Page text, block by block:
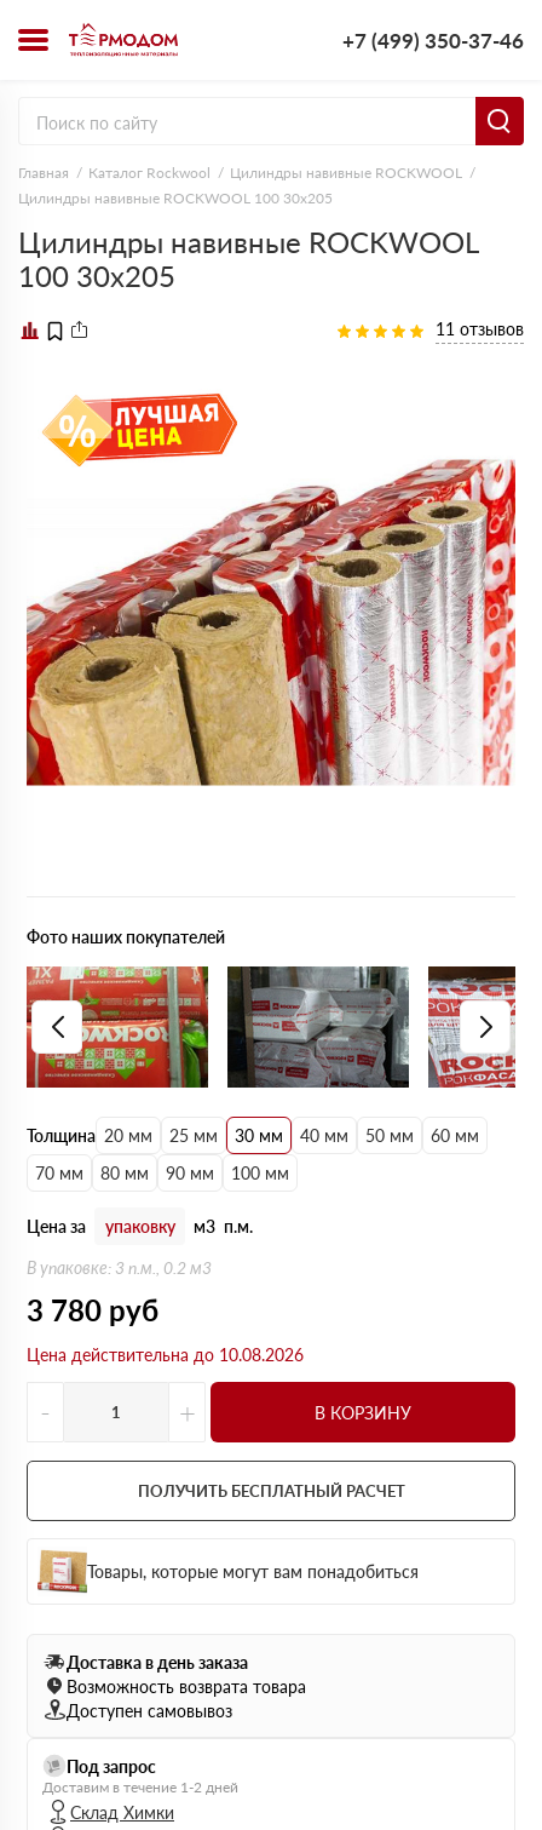
+7 (499) 350-37-46
Главная Каталог Rockwool
Цилиндры навивные ROCKWOOL
Цилиндры навивные ROCKWOOL 100 30х205
Цилиндры навивные ROCKWOOL
100 30х205
11 отзывов
Толщина 20 мм 25 мм 30 мм 40 мм 50 мм
60 мм
70 мм
80 мм 90 мм 100 мм
Цена за упаковку м3 п.м.
В упаковке: 3 п.м., 0.2 м3
3 780 руб
Цена действительна до 10.08.2026
- + В КОРЗИНУ
ПОЛУЧИТЬ БЕСПЛАТНЫЙ РАСЧЕТ
Товары, которые могут вам понадобиться
Доставка в день заказа
Возможность возврата товара
Доступен самовывоз
Под запрос
Доставим в течение 1-2 дней
Склад Химки
Фото наших покупателей